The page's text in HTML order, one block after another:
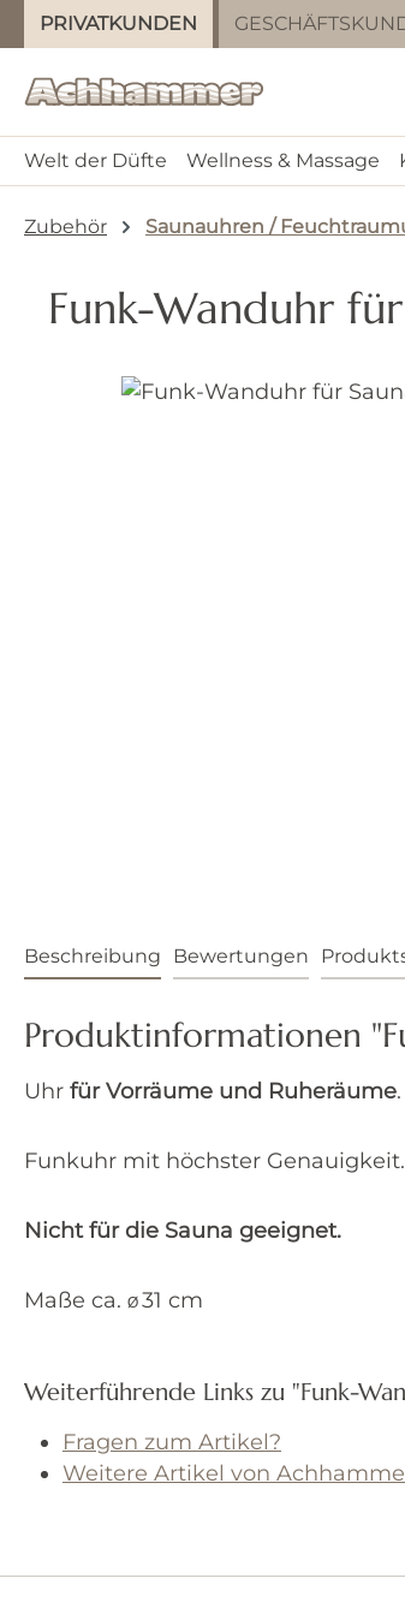
Hauptinhalt springen
Zur Suche springen
Zur Hauptnavigation springen
PRIVATKUNDEN
Welt der Düfte Wellness & Massage
Zubehör Saunauhren /
Funk-Wanduhr
Bildergalerie überspringen
Beschreibung Bewertungen
Produktinformationen
Uhr für Vorräume und Ruheräume.
Funkuhr mit höchster
Nicht für die Sauna geeignet.
Maße ca. Ø 31 cm
Weiterführende Links zu "Funk-
Fragen zum Artikel?
Weitere Artikel von